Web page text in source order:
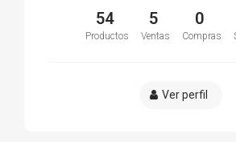
54
Productos
5
Ventas
0
Compras
Ver perfil